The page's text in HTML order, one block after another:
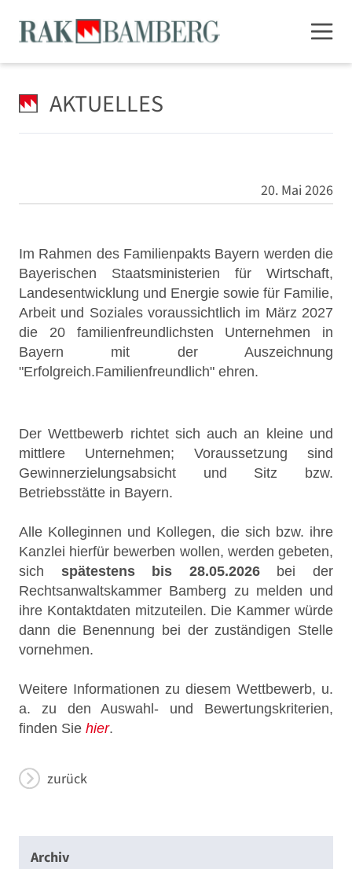
AKTUELLES
20. Mai 2026
Im Rahmen des Familienpakts Bayern werden die
Bayerischen Staatsministerien für Wirtschaft,
Landesentwicklung und Energie sowie für Familie,
Arbeit und Soziales voraussichtlich im März 2027
die 20 familienfreundlichsten Unternehmen in
Bayern mit der Auszeichnung
"Erfolgreich.Familienfreundlich" ehren.
Der Wettbewerb richtet sich auch an kleine und
mittlere Unternehmen; Voraussetzung sind
Gewinnerzielungsabsicht und Sitz bzw.
Betriebsstätte in Bayern.
Alle Kolleginnen und Kollegen, die sich bzw. ihre
Kanzlei hierfür bewerben wollen, werden gebeten,
sich spätestens bis 28.05.2026bei der
Rechtsanwaltskammer Bamberg zu melden und
ihre Kontaktdaten mitzuteilen. Die Kammer würde
dann die Benennung bei der zuständigen Stelle
vornehmen.
Weitere Informationen zu diesem Wettbewerb, u.
a. zu den Auswahl- und Bewertungskriterien,
finden Sie hier.
zurück
Archiv